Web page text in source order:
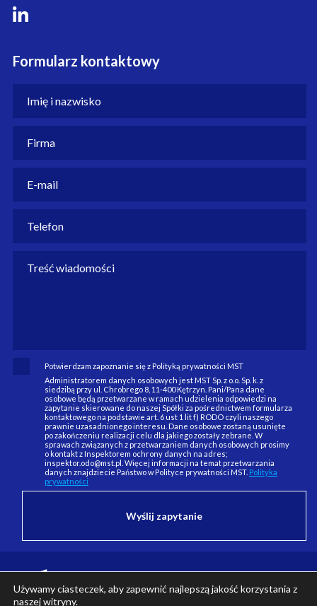
Formularz kontaktowy
Potwierdzam zapoznanie się z Polityką prywatności MST
Administratorem danych osobowych jest MST Sp. z o.o. Sp. k. z
siedzibą przy ul. Chrobrego 8, 11-400 Kętrzyn. Pani/Pana dane
osobowe będą przetwarzane w ramach udzielenia odpowiedzi na
zapytanie skierowane do naszej Spółki za pośrednictwem formularza
kontaktowego na podstawie art. 6 ust 1 lit f) RODO czyli naszego
prawnie uzasadnionego interesu. Dane osobowe zostaną usunięte
po zakończeniu realizacji celu dla jakiego zostały zebrane. W
sprawach związanych z przetwarzaniem danych osobowych prosimy
o kontakt z Inspektorem ochrony danych na adres;
inspektor.odo@mst.pl. Więcej informacji na temat przetwarzania
danych znajdziecie Państwo w Polityce prywatności MST. Polityka
prywatności
Używamy ciasteczek, aby zapewnić najlepszą jakość korzystania z
naszej witryny.